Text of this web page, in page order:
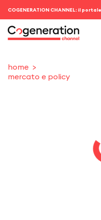
COGENERATION CHANNEL: il
home
mercato e policy